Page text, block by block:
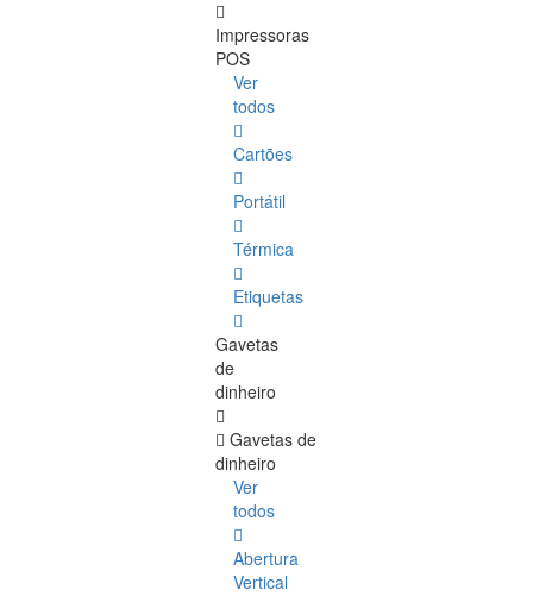
Impressoras
POS
Ver
todos
Cartões
Portátil
Térmica
Etiquetas
Gavetas
de
dinheiro
Gavetas de
dinheiro
Ver
todos
Abertura
Vertical